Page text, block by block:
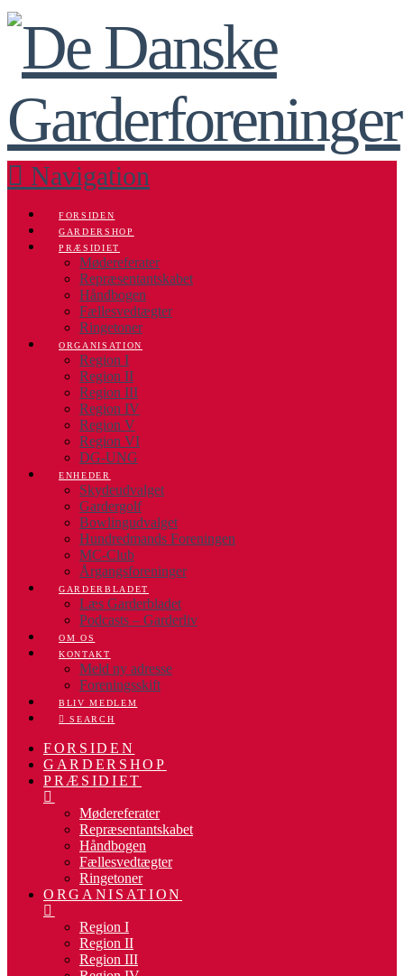
Navigation
FORSIDEN
GARDERSHOP
PRÆSIDIET
Mødereferater
Repræsentantskabet
Håndbogen
Fællesvedtægter
Ringetoner
ORGANISATION
Region I
Region II
Region III
Region IV
Region V
Region VI
DG-UNG
ENHEDER
Skydeudvalget
Gardergolf
Bowlingudvalget
Hundredmands Foreningen
MC-Club
Årgangsforeninger
GARDERBLADET
Læs Garderbladet
Podcasts – Garderliv
OM OS
KONTAKT
Meld ny adresse
Foreningsskift
BLIV MEDLEM
SEARCH
FORSIDEN
GARDERSHOP
PRÆSIDIET
Mødereferater
Repræsentantskabet
Håndbogen
Fællesvedtægter
Ringetoner
ORGANISATION
Region I
Region II
Region III